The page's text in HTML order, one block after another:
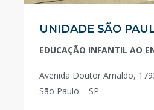
UNIDADE SÃO
EDUCAÇÃO INFANTIL AO
Avenida Doutor Arnaldo,
São Paulo – SP